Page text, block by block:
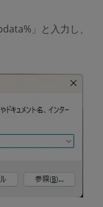
」と入力し、